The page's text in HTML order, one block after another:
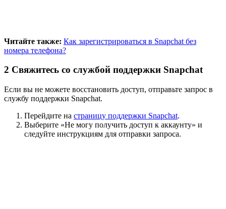
Читайте также: Как зарегистрироваться в Snapchat без
номера телефона?
2 Свяжитесь со службой поддержки Snapchat
Если вы не можете восстановить доступ, отправьте запрос в
службу поддержки Snapchat.
Перейдите на страницу поддержки Snapchat.
Выберите «Не могу получить доступ к аккаунту» и
следуйте инструкциям для отправки запроса.